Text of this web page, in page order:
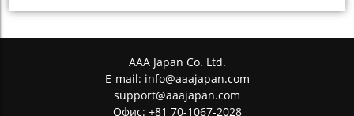
AAA Japan Co. Ltd.
E-mail: info@aaajapan.com
support@aaajapan.com
Офис: +81 70-1067-2028